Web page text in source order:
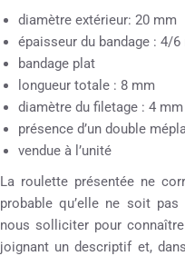
diamètre extérieur: 20 mm
épaisseur du bandage : 4/6
bandage plat
longueur totale : 8 mm
diamètre du filetage : 4 mm
présence d’un double
vendue à l’unité
La roulette présentée ne
probable qu’elle ne soit pas
nous solliciter pour
joignant un descriptif et,